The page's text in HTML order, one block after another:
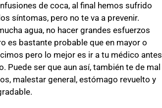
de coca, al final hemos sufrido
síntomas, pero no te va a prevenir.
agua, no hacer grandes esfuerzos
es bastante probable que en mayor o
pero lo mejor es ir a tu médico antes
Puede ser que aun así, también te de mal
malestar general, estómago revuelto y